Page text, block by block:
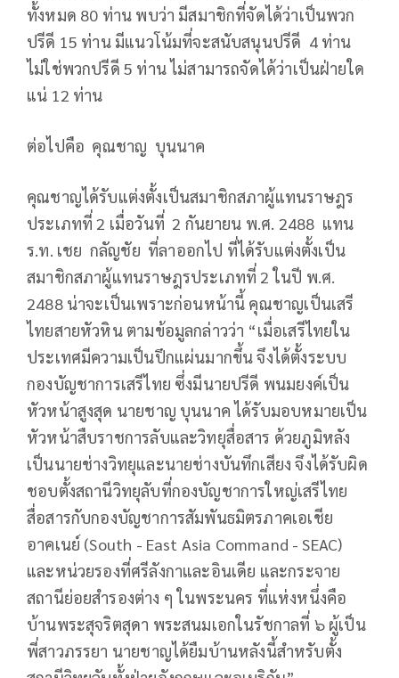
ทั้งหมด 80 ท่าน พบว่า มีสมาชิกที่จัดได้ว่าเป็นพวก
ปรีดี 15 ท่าน มีแนวโน้มที่จะสนับสนุนปรีดี 4 ท่าน
ไม่ใช่พวกปรีดี 5 ท่าน ไม่สามารถจัดได้ว่าเป็นฝ่ายใด
แน่ 12 ท่าน
ต่อไปคือ คุณชาญ บุนนาค
คุณชาญได้รับแต่งตั้งเป็นสมาชิกสภาผู้แทนราษฎร
ประเภทที่ 2 เมื่อวันที่ 2 กันยายน พ.ศ. 2488 แทน
ร.ท. เชย กลัญชัย ที่ลาออกไป ที่ได้รับแต่งตั้งเป็น
สมาชิกสภาผู้แทนราษฎรประเภทที่ 2 ในปี พ.ศ.
2488 น่าจะเป็นเพราะก่อนหน้านี้ คุณชาญเป็นเสรี
ไทยสายหัวหิน ตามข้อมูลกล่าวว่า “เมื่อเสรีไทยใน
ประเทศมีความเป็นปึกแผ่นมากขึ้น จึงได้ตั้งระบบ
กองบัญชาการเสรีไทย ซึ่งมีนายปรีดี พนมยงค์เป็น
หัวหน้าสูงสุด นายชาญ บุนนาค ได้รับมอบหมายเป็น
หัวหน้าสืบราชการลับและวิทยุสื่อสาร ด้วยภูมิหลัง
เป็นนายช่างวิทยุและนายช่างบันทึกเสียง จึงได้รับผิด
ชอบตั้งสถานีวิทยุลับที่กองบัญชาการใหญ่เสรีไทย
สื่อสารกับกองบัญชาการสัมพันธมิตรภาคเอเชีย
อาคเนย์ (South - East Asia Command - SEAC)
และหน่วยรองที่ศรีลังกาและอินเดีย และกระจาย
สถานีย่อยสำรองต่าง ๆ ในพระนคร ที่แห่งหนึ่งคือ
บ้านพระสุจริตสุดา พระสนมเอกในรัชกาลที่ ๖ ผู้เป็น
พี่สาวภรรยา นายชาญได้ยืมบ้านหลังนี้สำหรับตั้ง